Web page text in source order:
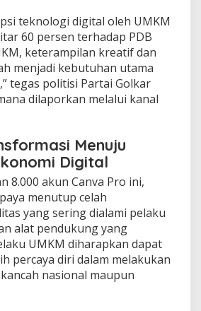
teknologi digital oleh UMKM
60 persen terhadap PDB
keterampilan kreatif dan
menjadi kebutuhan utama
tegas politisi Partai Golkar
dilaporkan melalui kanal
Menuju
Digital
8.000 akun Canva Pro ini,
menutup celah
yang sering dialami pelaku
alat pendukung yang
UMKM diharapkan dapat
percaya diri dalam melakukan
nasional maupun